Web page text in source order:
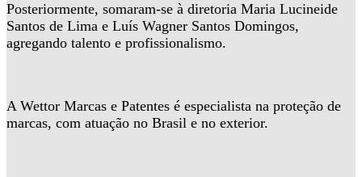
Posteriormente, somaram-se à diretoria Maria Lucineide
Santos de Lima e Luís Wagner Santos Domingos,
agregando talento e profissionalismo.
A Wettor Marcas e Patentes é especialista na proteção de
marcas, com atuação no Brasil e no exterior.